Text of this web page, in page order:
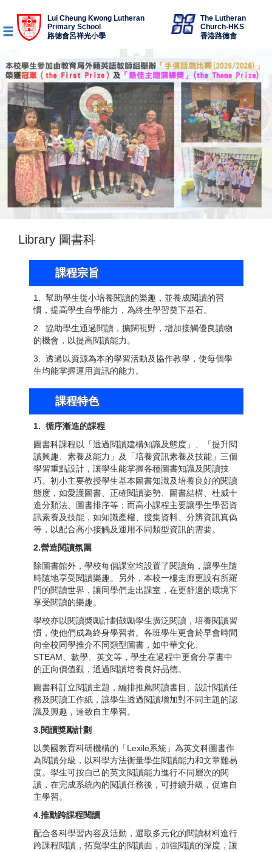
Lui Cheung Kwong Lutheran
Primary School
路德會呂祥光小學
The Lutheran
Church-HKS
香港路德會
Library 圖書科
課程宗旨
1. 幫助學生從小培養閱讀的樂趣，並養成閱讀的習
慣，提高學生自學能力，為終生學習奠下基石。
2. 協助學生通過閱讀，擴闊視野，增加接觸優良讀物
的機會，以提高閱讀能力。
3. 透過以資源為本的學習活動及協作教學，使每個學
生均能掌握運用資訊的能力。
課程特色
1. 循序漸進的課程
圖書科課程以「透過閱讀建構知識及態度」、「提升閱
讀興趣、素養及能力」及「培養資訊素養及技能」三個
學習重點設計，讓學生能掌握各種圖書知識及閱讀技
巧。初小主要教授學生基本圖書知識及培養良好的閱讀
態度，如愛護圖書、正確閱讀姿勢、圖書結構、杜威十
進分類法、圖書排序等；而高小課程主要讓學生學習資
訊素養及技能，如知識產權、搜集資料、分辨資訊真偽
等，以配合高小接觸及運用不同類型資訊的需要。
2.營造閱讀氛圍
除圖書館外，學校每個課室均設置了閱讀角，讓學生隨
時隨地享受閱讀樂趣。另外，本校一樓走廊更設有所羅
門的閱讀世界，讓同學們走出課室，在更舒適的環境下
享受閱讀的樂趣。
學校亦以閱讀奬勵計劃鼓勵學生廣泛閱讀，培養閱讀習
慣，使他們成為終身學習者。各班學生更會於早會時間
向全校同學推介不同類型圖書，如中華文化、
STEAM、數學、英文等，學生在過程中更會分享書中
的正向價值觀，通過閱讀培養良好品德。
圖書科訂立閱讀主題，編排推薦閱讀書目、設計閱讀任
務及閱讀工作紙，讓學生透過閱讀增加對不同主題的認
識及興趣，達致自主學習。
3.閱讀獎勵計劃
以美國教育科研機構的「Lexile系統」為英文科圖書作
為閱讀分級，以科學方法衡量學生閱讀能力和文章難易
度。學生可按自己的英文閱讀能力進行不同層次的閱
讀，在完成系統內的閱讀任務後，可持續升級，促進自
主學習。
4.推動跨課程閱讀
配合各科學習內容及活動，選取多元化的閱讀材料進行
跨課程閱讀，拓寬學生的閱讀面，加強閱讀的深度，讓